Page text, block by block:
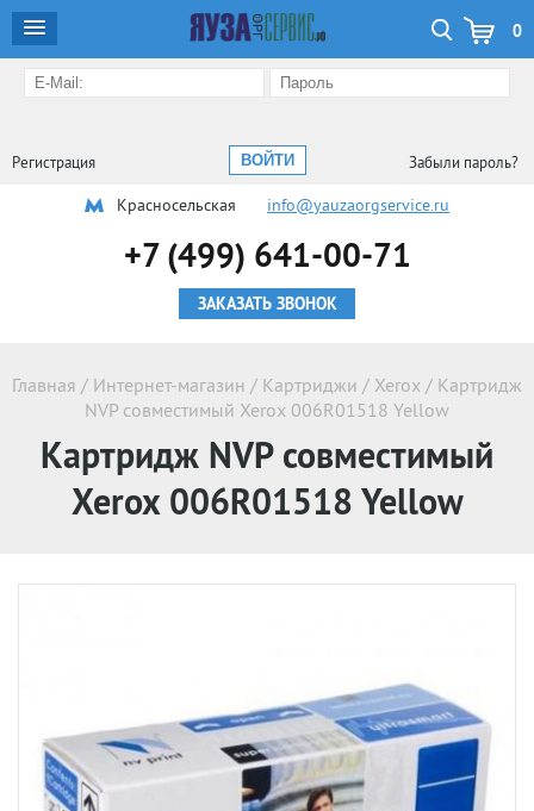
0
Забыли пароль?
Регистрация
Красносельская info@yauzaorgservice.ru
+7 (499) 641-00-71
ЗАКАЗАТЬ ЗВОНОК
Главная / Интернет-магазин / Картриджи / Xerox / Картридж
NVP совместимый Xerox 006R01518 Yellow
Картридж NVP совместимый
Xerox 006R01518 Yellow